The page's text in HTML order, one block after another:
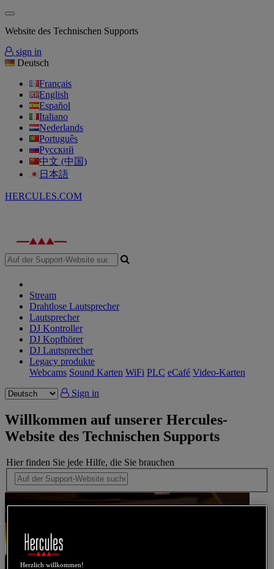
Website des Technischen Supports
sign in
Deutsch
Français
English
Español
Italiano
Nederlands
Português
Русский
中文 (中国)
日本語
HERCULES.COM
Stream
Drahtlose Lautsprecher
Lautsprecher
DJ Kontroller
DJ Kopfhörer
DJ Lautsprecher
Legacy produkte
Webcams Sound Karten WiFi PLC eCafé Video-Karten
Sign in
Willkommen auf unserer Hercules-
Website des Technischen Supports
Hier finden Sie jede Hilfe, die Sie brauchen
Herzlich willkommen!